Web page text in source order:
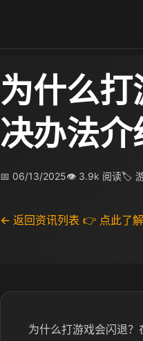
为什么
决办法介
📅 06/13/2025👁 3.9k 阅读🏷
← 返回资讯列表 👉 点此了
为什么打游戏会闪退